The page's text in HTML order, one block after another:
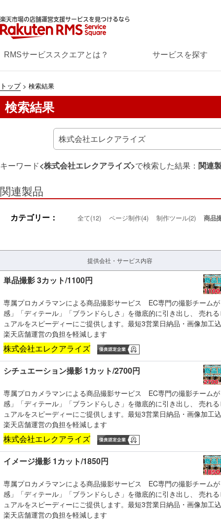
楽天市場の店舗運営支援サービスを見つけるなら
RMSサービススクエアとは？ サービスを探す
トップ> 検索結果
検索結果
キーワード<株式会社エレクアライズ>で検索した結果： 関連
関連製品
カテゴリー： 全て(12) ページ制作(4) 制作ツール(2) 商品
提供会社・サービス内容
単品撮影 3カット/1100円
専属プロカメラマンによる商品撮影サービス EC専門の撮影チーム
感」「ディテール」「ブランドらしさ」を徹底的に引き出し、 売れ
ュアルをスピーディーにご提供します。最短3営業日納品・画像加工
楽天店舗運営の負担を軽減します
株式会社エレクアライズ
シチュエーション撮影 1カット/2700円
専属プロカメラマンによる商品撮影サービス EC専門の撮影チーム
感」「ディテール」「ブランドらしさ」を徹底的に引き出し、 売れ
ュアルをスピーディーにご提供します。最短3営業日納品・画像加工
楽天店舗運営の負担を軽減します
株式会社エレクアライズ
イメージ撮影 1カット/1850円
専属プロカメラマンによる商品撮影サービス EC専門の撮影チーム
感」「ディテール」「ブランドらしさ」を徹底的に引き出し、 売れ
ュアルをスピーディーにご提供します。最短3営業日納品・画像加工
楽天店舗運営の負担を軽減します